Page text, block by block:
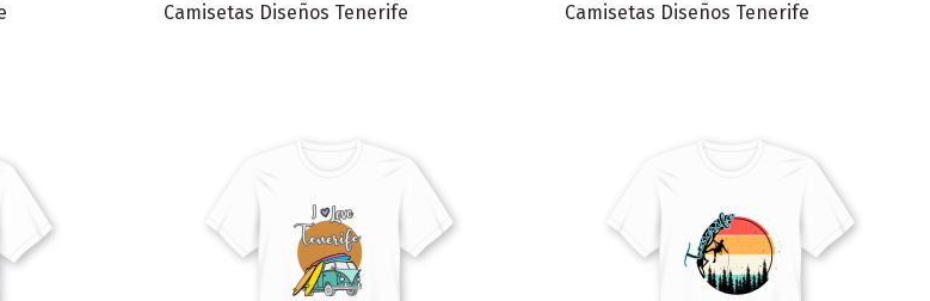
Camisetas Diseños Tenerife Camisetas Diseños Tenerife